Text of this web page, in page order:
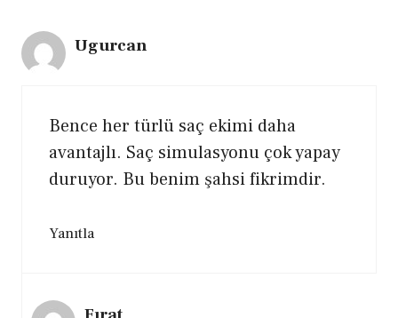
Ugurcan
Bence her türlü saç ekimi daha
avantajlı. Saç simulasyonu çok yapay
duruyor. Bu benim şahsi fikrimdir.
Yanıtla